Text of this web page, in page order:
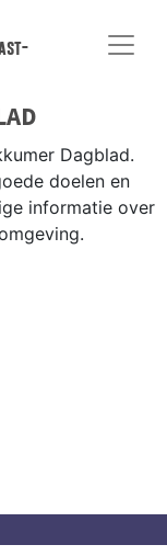
Dagblad.
doelen en
informatie over